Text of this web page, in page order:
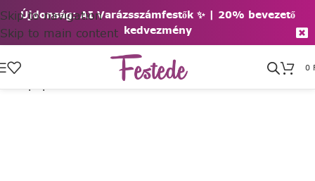
Újdonság: AI Varázsszámfestők ✨ | 20% bevezető
kedvezmény
Skip to navigation
Skip to main content
0